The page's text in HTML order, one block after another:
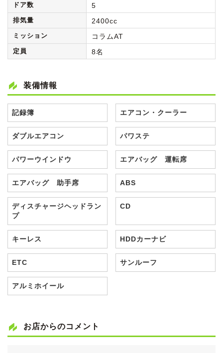
ドア数 5
排気量 2400cc
ミッション コラムAT
定員 8名
装備情報
記録簿 エアコン・クーラー
ダブルエアコン パワステ
パワーウインドウ エアバッグ 運転席
エアバッグ 助手席 ABS
ディスチャージヘッドラン
プ
CD
キーレス HDDカーナビ
ETC サンルーフ
アルミホイール
お店からのコメント